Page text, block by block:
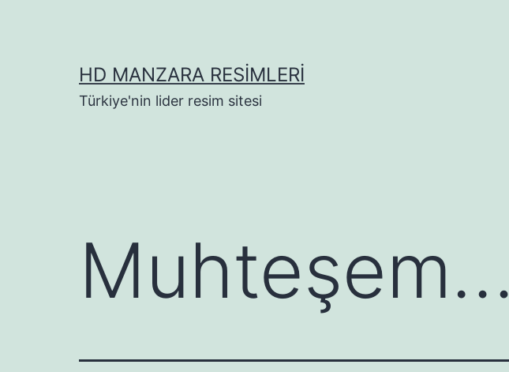
HD MANZARA RESIMLERI
Türkiye'nin lider resim sitesi
Muhteşem…